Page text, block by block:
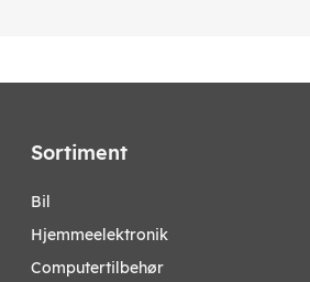
Sortiment
bil
hjemmeelektronik
computertilbehør